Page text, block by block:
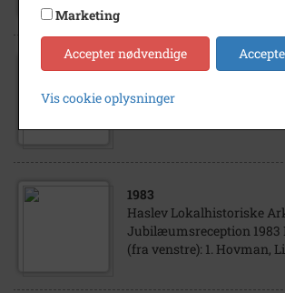
Haslev Lokalhistoriske
1983
Haslev Lokalhistoriske
Jubilæumsreception 1983
(fra venstre): 1. Hovman,
Marketing
Accepter nødvendige
Vis cookie oplysninger